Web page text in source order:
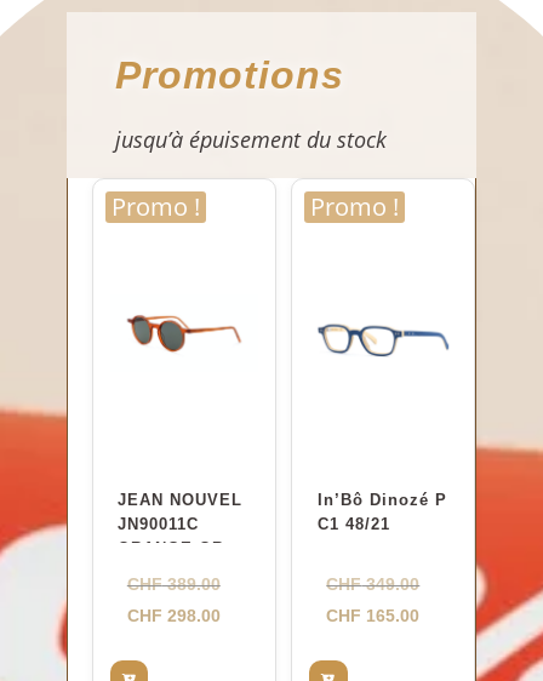
Promotions
jusqu’à épuisement du stock
Promo !
JEAN NOUVEL
JN90011C
ORANGE.ORAN
CHF389.00Le
prix
CHF 298.00Le
Promo !
In’Bô Dinozé P
C1 48/21
CHF349.00Le
CHF 165.00